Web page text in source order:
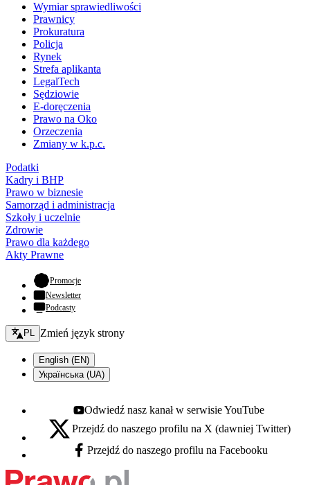
Wymiar sprawiedliwości
Prawnicy
Prokuratura
Policja
Rynek
Strefa aplikanta
LegalTech
Sędziowie
E-doręczenia
Prawo na Oko
Orzeczenia
Zmiany w k.p.c.
Podatki
Kadry i BHP
Prawo w biznesie
Samorząd i administracja
Szkoły i uczelnie
Zdrowie
Prawo dla każdego
Akty Prawne
Promocje- otwiera się w nowej karcie
Newsletter
Podcasty
Zmień język - bieżący:
PL Zmień język strony
English (EN)
Українська (UA)
Youtube - otwiera się w nowej karcie
Odwiedź nasz kanał w serwisie YouTube
X - otwiera się w nowej karcie
Przejdź do naszego profilu na X (dawniej Twitter)
Facebook - otwiera się w nowej karcie
Przejdź do naszego profilu na Facebooku